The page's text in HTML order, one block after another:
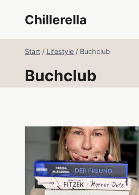
Chillerella
Start / Lifestyle / Buchclub
Buchclub